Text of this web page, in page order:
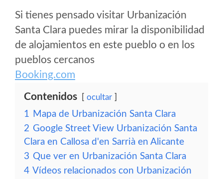
Si tienes pensado visitar Urbanización
Santa Clara puedes mirar la disponibilidad
de alojamientos en este pueblo o en los
pueblos cercanos
Booking.com
Contenidos ocultar
1 Mapa de Urbanización Santa Clara
2 Google Street View Urbanización Santa
Clara en Callosa d'en Sarrià en Alicante
3 Que ver en Urbanización Santa Clara
4 Vídeos relacionados con Urbanización